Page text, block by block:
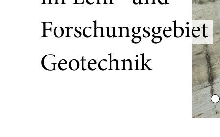
Forschungsgebiet
Geotechnik